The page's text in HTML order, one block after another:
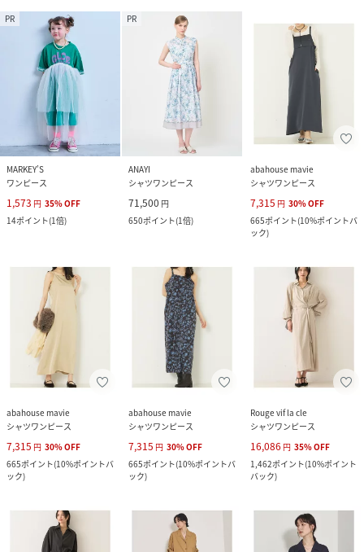
PR
MARKEY’S
ワンピース
1,573 円 35%OFF
14ポイント(1倍)
PR
ANAYI
シャツワンピース
71,500 円
650ポイント(1倍)
abahouse mavie
シャツワンピース
7,315 円 30%OFF
665ポイント(10%ポイントバ
ック)
abahouse mavie
シャツワンピース
7,315 円 30%OFF
665ポイント(10%ポイントバ
ック)
abahouse mavie
シャツワンピース
7,315 円 30%OFF
665ポイント(10%ポイントバ
ック)
Rouge vif la cle
シャツワンピース
16,086 円 35%OFF
1,462ポイント(10%ポイント
バック)